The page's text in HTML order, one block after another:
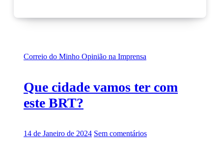
Correio do Minho Opinião na Imprensa
Que cidade vamos ter com
este BRT?
14 de Janeiro de 2024 Sem comentários